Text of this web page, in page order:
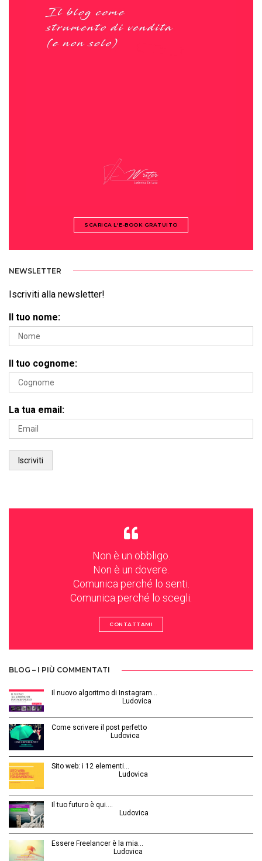
SCARICA L'E-BOOK GRATUITO
NEWSLETTER
Iscriviti alla newsletter!
Il tuo nome:
Il tuo cognome:
La tua email:
Non è un obbligo.
Non è un dovere.
Comunica perché lo senti.
Comunica perché lo scegli.
CONTATTAMI
BLOG – I PIÙ COMMENTATI
Il nuovo algoritmo di Instagram…
Ludovica
Come scrivere il post perfetto
Ludovica
Sito web: i 12 elementi…
Ludovica
Il tuo futuro è qui.…
Ludovica
Essere Freelancer è la mia…
Ludovica